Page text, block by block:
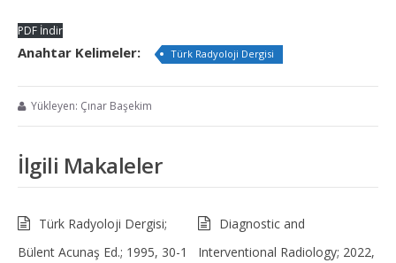
PDF İndir
Anahtar Kelimeler: Türk Radyoloji Dergisi
Yükleyen: Çınar Başekim
İlgili Makaleler
Türk Radyoloji Dergisi;
Bülent Acunaş Ed.; 1995, 30-1
Diagnostic and
Interventional Radiology; 2022,